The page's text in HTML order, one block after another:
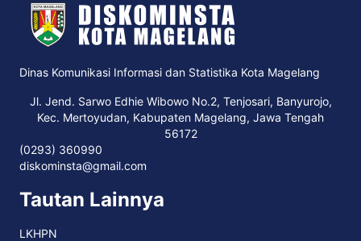
Dinas Komunikasi Informasi dan Statistika Kota Magelang
Jl. Jend. Sarwo Edhie Wibowo No.2, Tenjosari, Banyurojo,
Kec. Mertoyudan, Kabupaten Magelang, Jawa Tengah
56172
(0293) 360990
diskominsta@gmail.com
Tautan Lainnya
LKHPN